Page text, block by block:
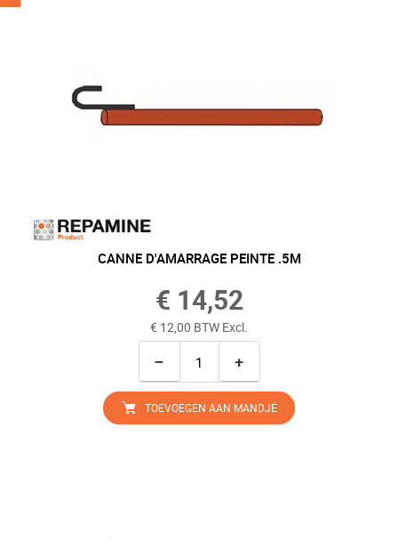
CANNE D'AMARRAGE PEINTE .5M
€ 14,52
€ 12,00 BTW Excl.
− +
TOEVOEGEN AAN MANDJE